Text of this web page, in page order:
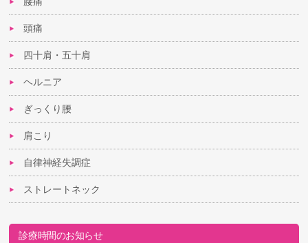
頭痛
四十肩・五十肩
ヘルニア
ぎっくり腰
肩こり
自律神経失調症
ストレートネック
診療時間のお知らせ